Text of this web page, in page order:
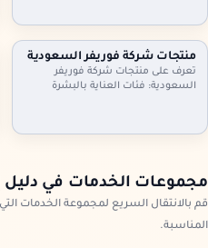
بالتنقيط، شلالات ونوافير وصيانة
شهرية. اطلب معاينة وخطة تصميم
تناسب مساحتك
منتجات شركة فوريفر السعودية
تعرف على منتجات شركة فوريفر
السعودية: فئات العناية بالبشرة
إعلانك السعودية.
مجموعات الخدمات في دليل
قم بالانتقال السريع لمجموعة الخدمات
المناسبة.